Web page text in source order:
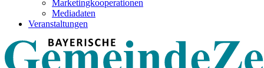
Marketingkooperationen
Mediadaten
Veranstaltungen